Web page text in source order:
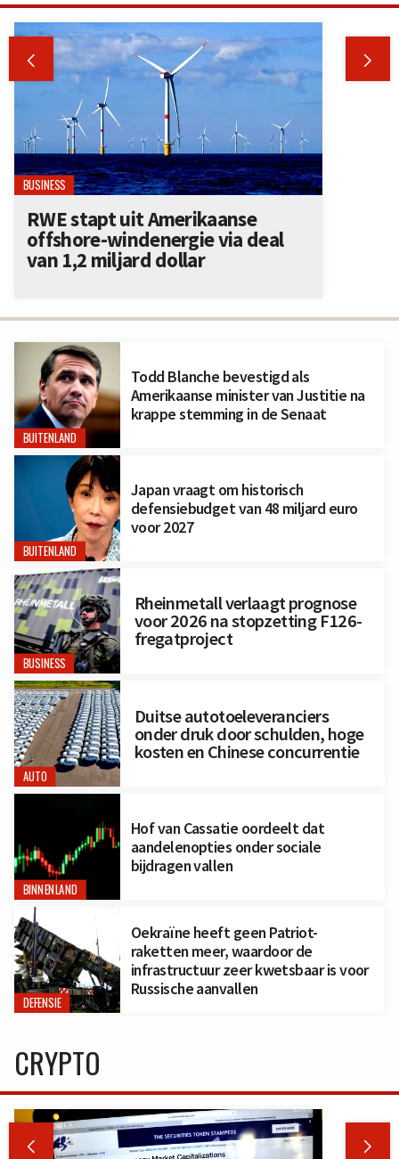
BUITENLAND
Todd Blanche bevestigd als
Amerikaanse minister van Justitie na
krappe stemming in de Senaat
BUITENLAND
Japan vraagt om historisch
defensiebudget van 48 miljard euro
voor 2027
BUSINESS
Rheinmetall verlaagt prognose
voor 2026 na stopzetting F126-
fregatproject
AUTO
Duitse autotoeleveranciers
onder druk door schulden, hoge
kosten en Chinese concurrentie
BINNENLAND
Hof van Cassatie oordeelt dat
aandelenopties onder sociale
bijdragen vallen
DEFENSIE
Oekraïne heeft geen Patriot-
raketten meer, waardoor de
infrastructuur zeer kwetsbaar is voor
Russische aanvallen
 
BUSINESS
RWE stapt uit Amerikaanse
offshore-windenergie via deal
van 1,2 miljard dollar
CRYPTO
 